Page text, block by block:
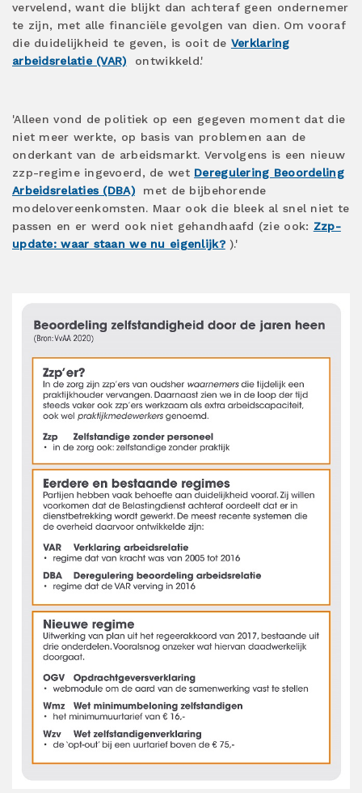
vervelend, want die blijkt dan achteraf geen ondernemer
te zijn, met alle financiële gevolgen van dien. Om vooraf
die duidelijkheid te geven, is ooit de Verklaring
arbeidsrelatie (VAR)
ontwikkeld.'
'Alleen vond de politiek op een gegeven moment dat die
niet meer werkte, op basis van problemen aan de
onderkant van de arbeidsmarkt. Vervolgens is een nieuw
zzp-regime ingevoerd, de wet Deregulering Beoordeling
Arbeidsrelaties (DBA)
met de bijbehorende
modelovereenkomsten. Maar ook die bleek al snel niet te
passen en er werd ook niet gehandhaafd (zie ook: Zzp-
update: waar staan we nu eigenlijk? ).'